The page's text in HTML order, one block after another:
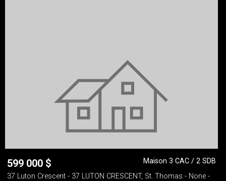
599 000 $
Maison 3 CAC / 2 SDB
37 Luton Crescent - 37 LUTON CRESCENT, St. Thomas - None -